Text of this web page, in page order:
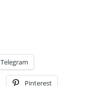
Telegram
Pinterest